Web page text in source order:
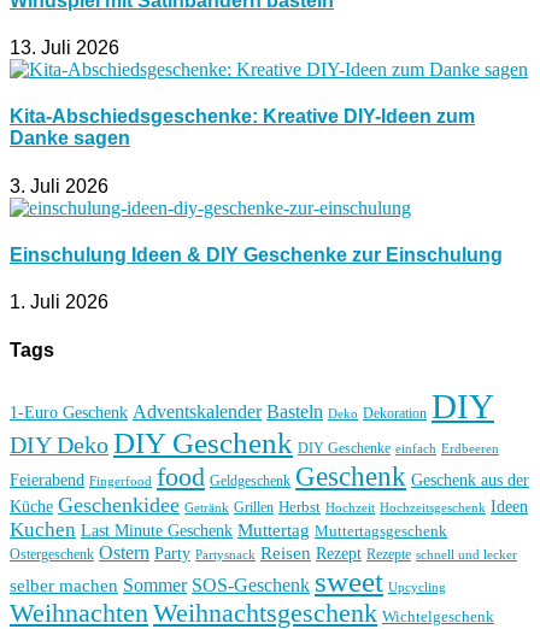
13. Juli 2026
Kita-Abschiedsgeschenke: Kreative DIY-Ideen zum
Danke sagen
3. Juli 2026
Einschulung Ideen & DIY Geschenke zur Einschulung
1. Juli 2026
Tags
1-Euro Geschenk Adventskalender Basteln Deko Dekoration DIY
DIY DekoDIY Geschenk DIY Geschenke einfach Erdbeeren
Feierabend Fingerfood food Geldgeschenk Geschenk Geschenk aus der
Küche Geschenkidee Getränk Grillen Herbst Hochzeit Hochzeitsgeschenk Ideen
Kuchen Last Minute Geschenk Muttertag Muttertagsgeschenk
Ostergeschenk Ostern Party Partysnack Reisen Rezept Rezepte schnell und lecker
selber machen Sommer SOS-Geschenk sweet Upcycling
WeihnachtenWeihnachtsgeschenk Wichtelgeschenk